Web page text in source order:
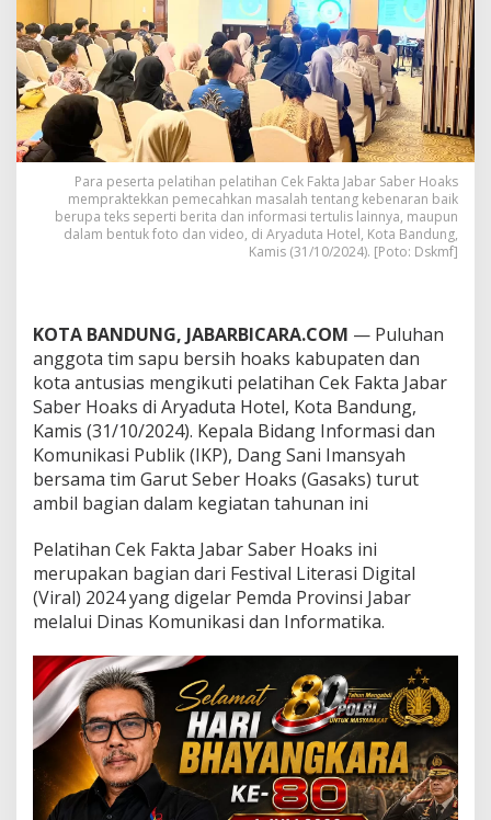
b
u
p
a
t
e
n
G
a
r
u
t
t
i
h
C
e
k
F
a
k
t
b
e
r
s
a
m
G
o
o
g
l
Para peserta pelatihan pelatihan Cek Fakta Jabar Saber Hoaks
mempraktekkan pemecahkan masalah tentang kebenaran baik
berupa teks seperti berita dan informasi tertulis lainnya, maupun
dalam bentuk foto dan video, di Aryaduta Hotel, Kota Bandung,
Kamis (31/10/2024). [Poto: Dskmf]
KOTA BANDUNG, JABARBICARA.COM — Puluhan
anggota tim sapu bersih hoaks kabupaten dan
kota antusias mengikuti pelatihan Cek Fakta Jabar
Saber Hoaks di Aryaduta Hotel, Kota Bandung,
Kamis (31/10/2024). Kepala Bidang Informasi dan
Komunikasi Publik (IKP), Dang Sani Imansyah
bersama tim Garut Seber Hoaks (Gasaks) turut
ambil bagian dalam kegiatan tahunan ini
Pelatihan Cek Fakta Jabar Saber Hoaks ini
merupakan bagian dari Festival Literasi Digital
(Viral) 2024 yang digelar Pemda Provinsi Jabar
melalui Dinas Komunikasi dan Informatika.